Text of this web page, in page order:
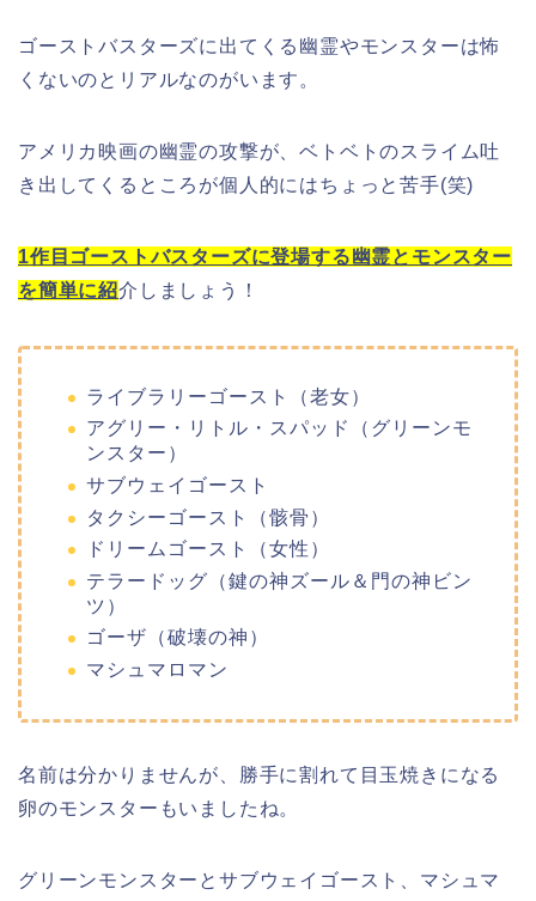
ゴーストバスターズに出てくる幽霊やモンスターは怖
くないのとリアルなのがいます。
アメリカ映画の幽霊の攻撃が、ベトベトのスライム吐
き出してくるところが個人的にはちょっと苦手(笑)
1作目ゴーストバスターズに登場する幽霊とモンスター
を簡単に紹介しましょう！
ライブラリーゴースト（老女）
アグリー・リトル・スパッド（グリーンモ
ンスター）
サブウェイゴースト
タクシーゴースト（骸骨）
ドリームゴースト（女性）
テラードッグ（鍵の神ズール＆門の神ビン
ツ）
ゴーザ（破壊の神）
マシュマロマン
名前は分かりませんが、勝手に割れて目玉焼きになる
卵のモンスターもいましたね。
グリーンモンスターとサブウェイゴースト、マシュマ